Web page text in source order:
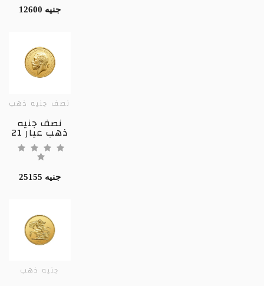
12600 جنيه
نصف جنيه ذهب
نصف جنيه
ذهب عيار 21
25155 جنيه
جنيه ذهب